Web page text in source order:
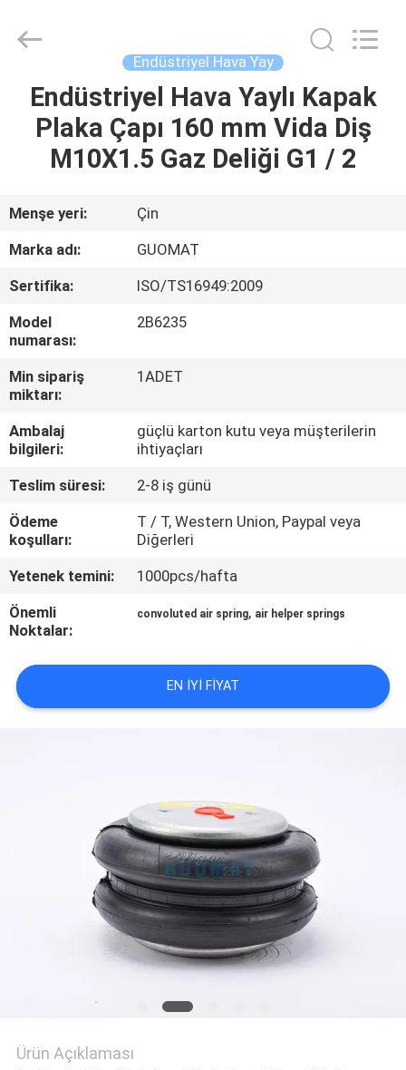
ÜRÜN:%
HAKKIMIZDA
FABRIKA
TURU
KALITE
KONTROL
BIZIMLE
ILETIŞIME
GEÇIN
TEKLIF
ISTEĞI
SITE
Reserved.
Endüstriyel Hava Yay
Endüstriyel Hava Yaylı Kapak
Plaka Çapı 160 mm Vida Diş
M10X1.5 Gaz Deliği G1 / 2
Menşe yeri:
Çin
Marka adı:
GUOMAT
Sertifika:
ISO/TS16949:2009
Model
numarası:
2B6235
Min sipariş
miktarı:
1ADET
Ambalaj
bilgileri:
güçlü karton kutu veya müşterilerin
ihtiyaçları
Teslim süresi:
2-8 iş günü
Ödeme
koşulları:
T / T, Western Union, Paypal veya
Diğerleri
Yetenek temini:
1000pcs/hafta
Önemli
Noktalar:
convoluted air spring, air helper springs
EN IYI FIYAT
Ürün Açıklaması